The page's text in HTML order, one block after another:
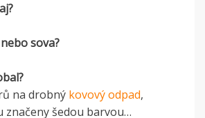
sova?
na drobný kovový odpad,
značeny šedou barvou…